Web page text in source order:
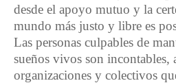
desde el apoyo mutuo y la
mundo más justo y libre es
Las personas culpables de
sueños vivos son incontables,
organizaciones y colectivos